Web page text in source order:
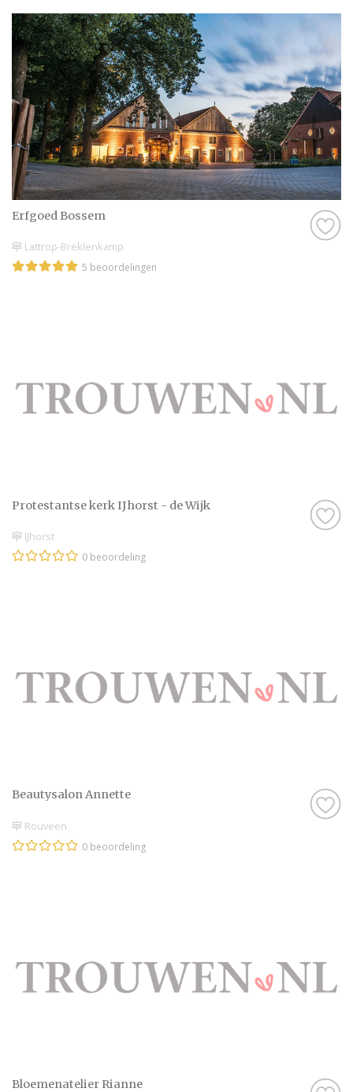
Erfgoed Bossem
Lattrop-Breklenkamp
5 beoordelingen
Protestantse kerk IJhorst - de Wijk
IJhorst
0 beoordeling
Beautysalon Annette
Rouveen
0 beoordeling
Bloemenatelier Rianne